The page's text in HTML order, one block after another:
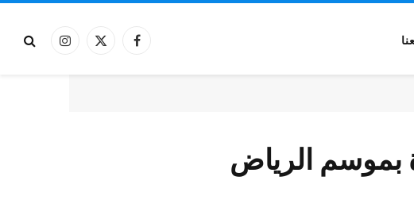
فيسبوكX
الانستغرام
بموسم الرياض